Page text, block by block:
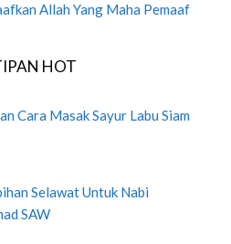
Allah Yang Maha Pemaaf
HOT
Cara Masak Sayur Labu Siam
Selawat Untuk Nabi
SAW